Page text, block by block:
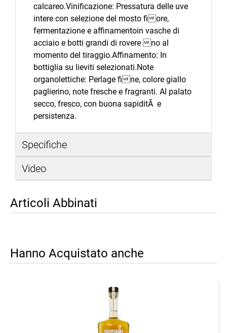
calcareo.Vinificazione: Pressatura delle uve
intere con selezione del mosto fiore,
fermentazione e affinamentoin vasche di
acciaio e botti grandi di rovere no al
momento del tiraggio.Affinamento: In
bottiglia su lieviti selezionati.Note
organolettiche: Perlage fine, colore giallo
paglierino, note fresche e fragranti. Al palato
secco, fresco, con buona sapiditÃ e
persistenza.
Specifiche
Video
Articoli Abbinati
Hanno Acquistato anche